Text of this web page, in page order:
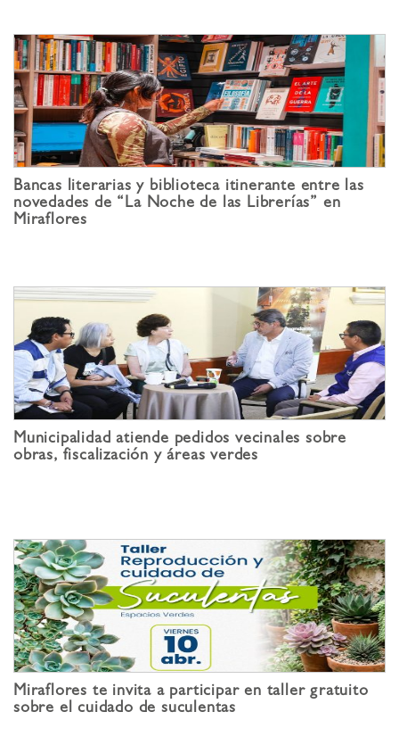
Bancas literarias y biblioteca itinerante entre las
novedades de “La Noche de las Librerías” en
Miraflores
Municipalidad atiende pedidos vecinales sobre
obras, fiscalización y áreas verdes
Miraflores te invita a participar en taller gratuito
sobre el cuidado de suculentas